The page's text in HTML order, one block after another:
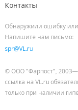
Контакты
Обнаружили ошибку
Напишите нам письмо:
spr@VL.ru
© ООО "Фарпост",
ссылка на VL.ru
только при наличии